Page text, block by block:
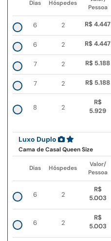
Dias Hóspedes
Pessoa
6 2 R$ 4.447
6 2 R$ 4.447
7 2 R$ 5.188
7 2 R$ 5.188
8 2
R$
5.929
Luxo Duplo
Cama de Casal Queen Size
Dias Hóspedes
Valor/
Pessoa
6 2
R$
5.003
6 2
R$
5.003